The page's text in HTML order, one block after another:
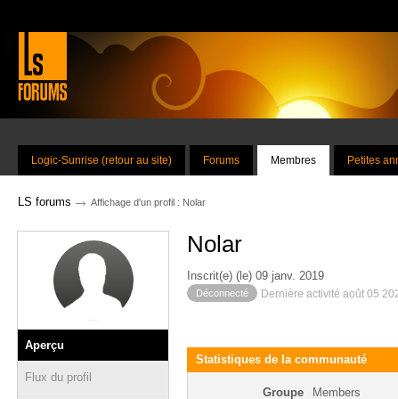
Logic-Sunrise (retour au site) Forums Membres Petites
LS forums → Affichage d'un profil : Nolar
Aperçu
Flux du profil
Nolar
Inscrit(e) (le) 09 janv. 2019
Déconnecté Dernière activité août 05
Statistiques de la communauté
Groupe Members